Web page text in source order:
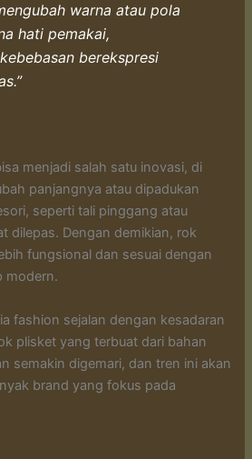
warna atau pola
hati pemakai,
berekspresi
menjadi salah satu inovasi, di
panjangnya atau dipadukan
seperti tali pinggang atau
dilepas. Dengan demikian, rok
fungsional dan sesuai dengan
modern.
fashion sejalan dengan kesadaran
plisket yang terbuat dari bahan
semakin digemari, dan tren ini akan
brand yang fokus pada